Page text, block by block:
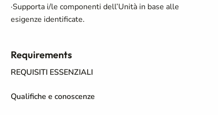
·Supporta i/le componenti dell’Unità in base alle
esigenze identificate.
Requirements
REQUISITI ESSENZIALI
Qualifiche e conoscenze